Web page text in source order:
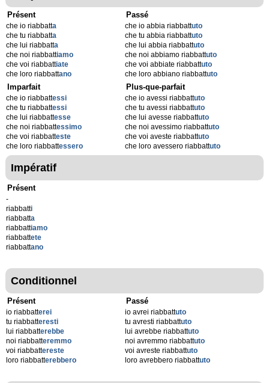
Présent
che io riabbatta
che tu riabbatta
che lui riabbatta
che noi riabbattiamo
che voi riabbattiate
che loro riabbattano
Passé
che io abbia riabbattuto
che tu abbia riabbattuto
che lui abbia riabbattuto
che noi abbiamo riabbattuto
che voi abbiate riabbattuto
che loro abbiano riabbattuto
Imparfait
che io riabbattessi
che tu riabbattessi
che lui riabbattesse
che noi riabbattessimo
che voi riabbatteste
che loro riabbattessero
Plus-que-parfait
che io avessi riabbattuto
che tu avessi riabbattuto
che lui avesse riabbattuto
che noi avessimo riabbattuto
che voi aveste riabbattuto
che loro avessero riabbattuto
Impératif
Présent
-
riabbatti
riabbatta
riabbattiamo
riabbattete
riabbattano
Conditionnel
Présent
io riabbatterei
tu riabbatteresti
lui riabbatterebbe
noi riabbatteremmo
voi riabbattereste
loro riabbatterebbero
Passé
io avrei riabbattuto
tu avresti riabbattuto
lui avrebbe riabbattuto
noi avremmo riabbattuto
voi avreste riabbattuto
loro avrebbero riabbattuto